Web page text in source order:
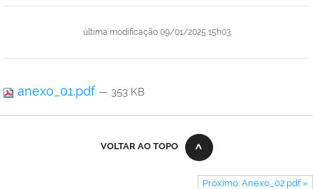
última modificação09/01/2025 15h03
anexo_01.pdf — 353 KB
VOLTAR AO TOPO
Próximo: Anexo_02.pdf »